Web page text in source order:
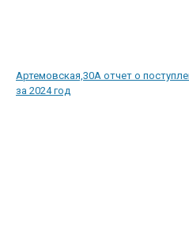
Артемовская,30А отчет о
за 2024 год